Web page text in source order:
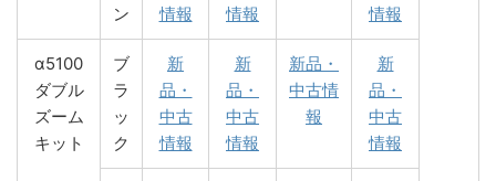
ン
情報
情報
情報
α5100
ダブル
ズーム
キット
ブ
ラ
ッ
ク
新
品・
中古
情報
新
品・
中古
情報
新品・
中古情
報
新
品・
中古
情報